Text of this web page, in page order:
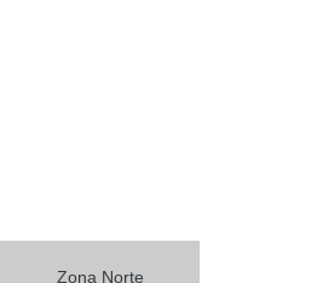
Zona Norte